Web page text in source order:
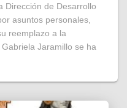
Dirección de Desarrollo
asuntos personales,
reemplazo a la
Jaramillo se ha